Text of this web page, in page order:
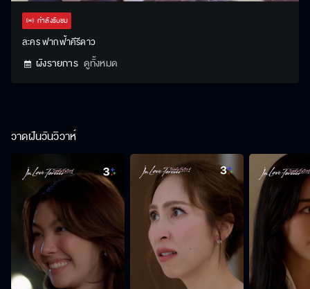
กำลังรับชม
ละคร ฟากฟ้าคีรีดาว
ผังรายการ ดูทั้งหมด
วาดฝันวันวิวาห์